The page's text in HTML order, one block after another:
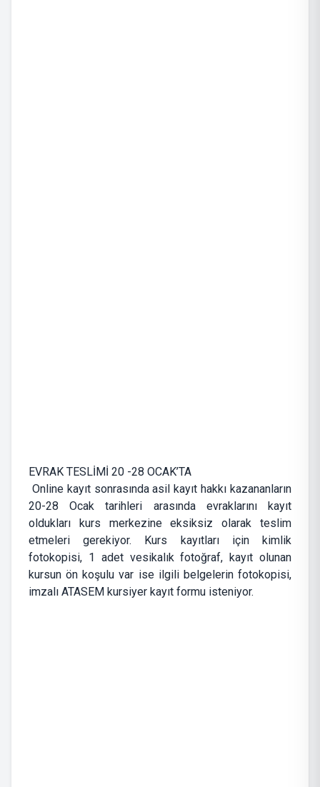
EVRAK TESLİMİ 20 -28 OCAK’TA
Online kayıt sonrasında asil kayıt hakkı kazananların
20-28 Ocak tarihleri arasında evraklarını kayıt
oldukları kurs merkezine eksiksiz olarak teslim
etmeleri gerekiyor. Kurs kayıtları için kimlik
fotokopisi, 1 adet vesikalık fotoğraf, kayıt olunan
kursun ön koşulu var ise ilgili belgelerin fotokopisi,
imzalı ATASEM kursiyer kayıt formu isteniyor.